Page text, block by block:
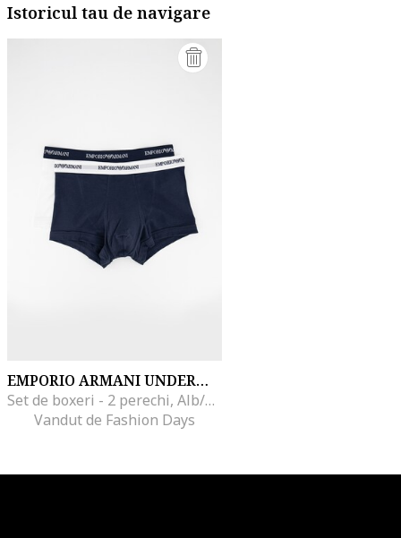
Istoricul tau de navigare
EMPORIO ARMANI UNDERWEAR
Set de boxeri - 2 perechi, Alb/Bleumarin
Vandut de Fashion Days